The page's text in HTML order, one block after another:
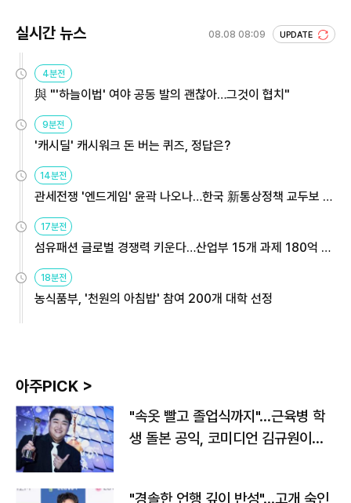
실시간 뉴스 08.08 08:09 UPDATE
4분전
與 "'하늘이법' 여야 공동 발의 괜찮아…그것이 협치"
9분전
'캐시딜' 캐시워크 돈 버는 퀴즈, 정답은?
14분전
관세전쟁 '엔드게임' 윤곽 나오나…한국 新통상정책 교두보 활
용해야
17분전
섬유패션 글로벌 경쟁력 키운다…산업부 15개 과제 180억 지
원
18분전
농식품부, '천원의 아침밥' 참여 200개 대학 선정
아주PICK >
"속옷 빨고 졸업식까지"…근육병 학
생 돌본 공익, 코미디언 김규원이었
"경솔한 언행 깊이 반성"…고개 숙인